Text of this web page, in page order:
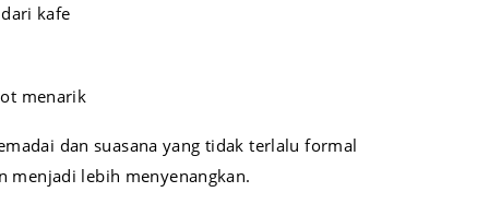
kafe
menarik
dan suasana yang tidak terlalu formal
menjadi lebih menyenangkan.